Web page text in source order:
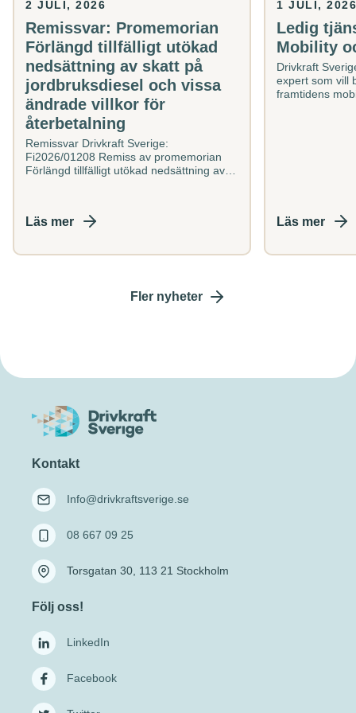
ändrade
återbetalning
2 JULI, 2026
Remissvar: Promemorian
Förlängd tillfälligt utökad
nedsättning av skatt på
jordbruksdiesel och vissa
ändrade villkor för
återbetalning
Remissvar Drivkraft Sverige:
Fi2026/01208 Remiss av promemorian
Förlängd tillfälligt utökad nedsättning av
Läs mer
1 JULI, 2026
Ledig
Mobility
Drivkraft
expert som vill
framtidens
Läs mer
Fler nyheter
Kontakt
Info@drivkraftsverige.se
08 667 09 25
Torsgatan 30, 113 21 Stockholm
Följ oss!
LinkedIn
Facebook